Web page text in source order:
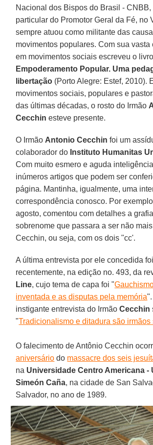
Nacional dos Bispos do Brasil - CNBB,
particular do Promotor Geral da Fé, no
sempre atuou como militante das
movimentos populares. Com sua vasta
em movimentos sociais escreveu o livro
Empoderamento Popular. Uma
libertação (Porto Alegre: Estef, 2010).
movimentos sociais, populares e
das últimas décadas, o rosto do Irmão
Cecchin esteve presente.
O Irmão Antonio Cecchin foi um
colaborador do Instituto Humanitas
Com muito esmero e aguda
inúmeros artigos que podem ser
página. Mantinha, igualmente, uma
correspondência conosco. Por
agosto, comentou com detalhes a
sobrenome que passara a ser não
Cecchin, ou seja, com os dois "cc'.
A última entrevista por ele concedida
recentemente, na edição no. 493, da
Line, cujo tema de capa foi "
inventada e as disputas pela memória
instigante entrevista do IrmãoCecchin
"Tradicionalismo e ditadura são irmãos
O falecimento de Antônio Cecchin
aniversário do massacre dos seis
na Universidade Centro Americana -
Simeón Caña, na cidade de San
Salvador, no ano de 1989.